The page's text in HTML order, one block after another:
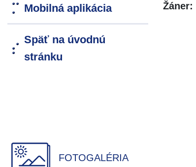
Mobilná aplikácia
Späť na úvodnú
stránku
FOTOGALÉRIA
Žáner: